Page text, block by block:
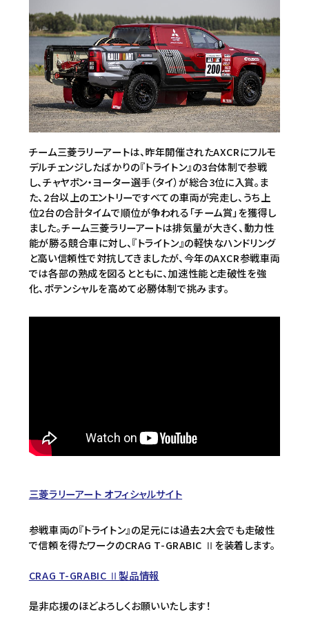
チーム三菱ラリーアートは、昨年開催されたAXCRにフルモ
デルチェンジしたばかりの『トライトン』の3台体制で参戦
し、チャヤポン・ヨーター選手（タイ）が総合3位に入賞。ま
た、2台以上のエントリーですべての車両が完走し、うち上
位2台の合計タイムで順位が争われる「チーム賞」を獲得し
ました。チーム三菱ラリーアートは排気量が大きく、動力性
能が勝る競合車に対し、『トライトン』の軽快なハンドリング
と高い信頼性で対抗してきましたが、今年のAXCR参戦車両
では各部の熟成を図るとともに、加速性能と走破性を強
化、ポテンシャルを高めて必勝体制で挑みます。
三菱ラリーアート オフィシャルサイト
参戦車両の『トライトン』の足元には過去2大会でも走破性
で信頼を得たワークのCRAG T-GRABIC Ⅱを装着します。
CRAG T-GRABIC Ⅱ製品情報
是非応援のほどよろしくお願いいたします！